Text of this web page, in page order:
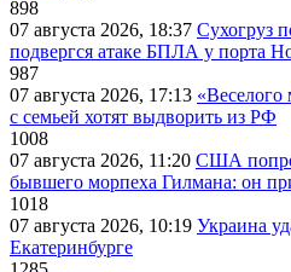
898
07 августа 2026, 18:37 Сухогруз
подвергся атаке БПЛА у порта
987
07 августа 2026, 17:13 «Веселого
с семьей хотят выдворить из РФ
1008
07 августа 2026, 11:20 США
бывшего морпеха Гилмана: он
1018
07 августа 2026, 10:19 Украина
Екатеринбурге